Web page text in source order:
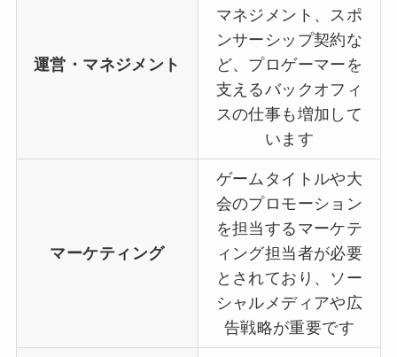
運営・マネジメント
マネジメント、スポ
ンサーシップ契約な
ど、プロゲーマーを
支えるバックオフィ
スの仕事も増加して
います
マーケティング
ゲームタイトルや大
会のプロモーション
を担当するマーケテ
ィング担当者が必要
とされており、ソー
シャルメディアや広
告戦略が重要です